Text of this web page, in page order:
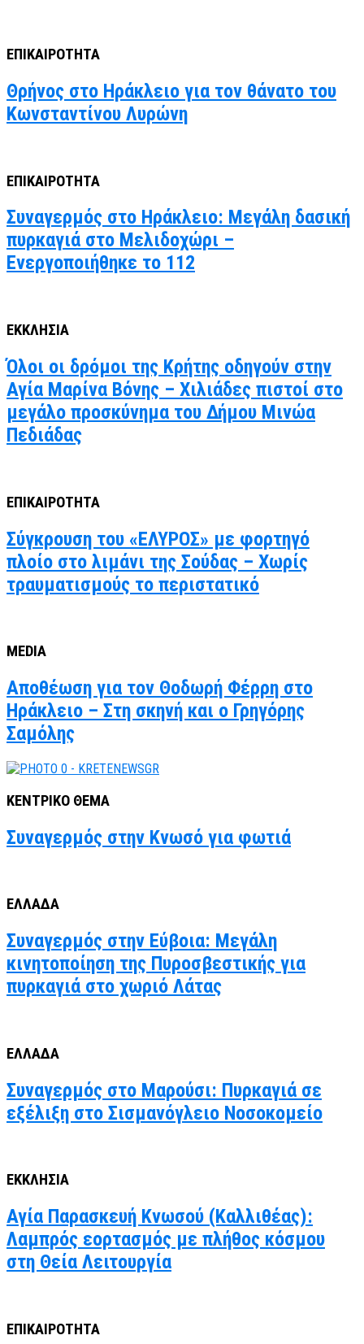
ΕΠΙΚΑΙΡΟΤΗΤΑ
Θρήνος στο Ηράκλειο για τον θάνατο του
Κωνσταντίνου Λυρώνη
ΕΠΙΚΑΙΡΟΤΗΤΑ
Συναγερμός στο Ηράκλειο: Μεγάλη δασική
πυρκαγιά στο Μελιδοχώρι –
Ενεργοποιήθηκε το 112
ΕΚΚΛΗΣΙΑ
Όλοι οι δρόμοι της Κρήτης οδηγούν στην
Αγία Μαρίνα Βόνης – Χιλιάδες πιστοί στο
μεγάλο προσκύνημα του Δήμου Μινώα
Πεδιάδας
ΕΠΙΚΑΙΡΟΤΗΤΑ
Σύγκρουση του «ΕΛΥΡΟΣ» με φορτηγό
πλοίο στο λιμάνι της Σούδας – Χωρίς
τραυματισμούς το περιστατικό
MEDIA
Αποθέωση για τον Θοδωρή Φέρρη στο
Ηράκλειο – Στη σκηνή και ο Γρηγόρης
Σαμόλης
ΚΕΝΤΡΙΚΟ ΘΕΜΑ
Συναγερμός στην Κνωσό για φωτιά
ΕΛΛΑΔΑ
Συναγερμός στην Εύβοια: Μεγάλη
κινητοποίηση της Πυροσβεστικής για
πυρκαγιά στο χωριό Λάτας
ΕΛΛΑΔΑ
Συναγερμός στο Μαρούσι: Πυρκαγιά σε
εξέλιξη στο Σισμανόγλειο Νοσοκομείο
ΕΚΚΛΗΣΙΑ
Αγία Παρασκευή Κνωσού (Καλλιθέας):
Λαμπρός εορτασμός με πλήθος κόσμου
στη Θεία Λειτουργία
ΕΠΙΚΑΙΡΟΤΗΤΑ